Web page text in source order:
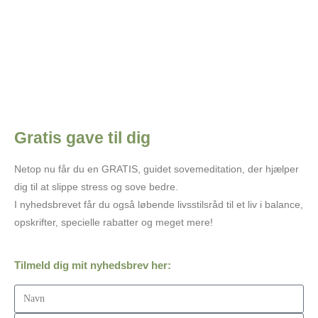
Gratis gave til dig
Netop nu får du en GRATIS, guidet sovemeditation, der hjælper
dig til at slippe stress og sove bedre.
I nyhedsbrevet får du også løbende livsstilsråd til et liv i balance,
opskrifter, specielle rabatter og meget mere!
Tilmeld dig mit nyhedsbrev her: